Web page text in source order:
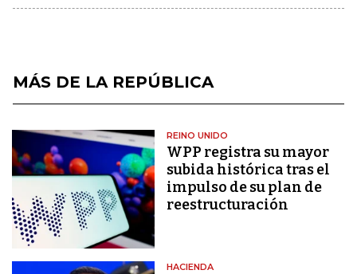
MÁS DE LA REPÚBLICA
REINO UNIDO
WPP registra su mayor
subida histórica tras el
impulso de su plan de
reestructuración
HACIENDA